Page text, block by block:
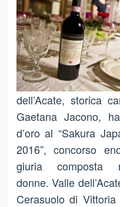
dell’Acate, storica
Gaetana Jacono,
d’oro al “Sakura
2016”, concorso
giuria composta
donne. Valle
Cerasuolo di